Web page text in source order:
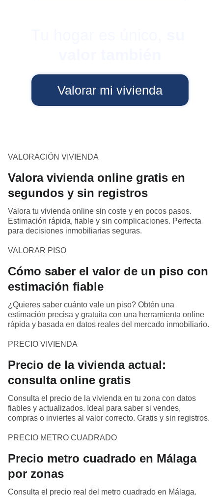
Valorar mi vivienda
VALORACIÓN VIVIENDA
Valora vivienda online gratis en
segundos y sin registros
Valora tu vivienda online sin coste y en pocos pasos.
Estimación rápida, fiable y sin complicaciones. Perfecta
para decisiones inmobiliarias seguras.
VALORAR PISO
Cómo saber el valor de un piso con
estimación fiable
¿Quieres saber cuánto vale un piso? Obtén una
estimación precisa y gratuita con una herramienta online
rápida y basada en datos reales del mercado inmobiliario.
PRECIO VIVIENDA
Precio de la vivienda actual:
consulta online gratis
Consulta el precio de la vivienda en tu zona con datos
fiables y actualizados. Ideal para saber si vendes,
compras o inviertes al valor correcto. Gratis y sin registros.
PRECIO METRO CUADRADO
Precio metro cuadrado en Málaga
por zonas
Consulta el precio real del metro cuadrado en Málaga.